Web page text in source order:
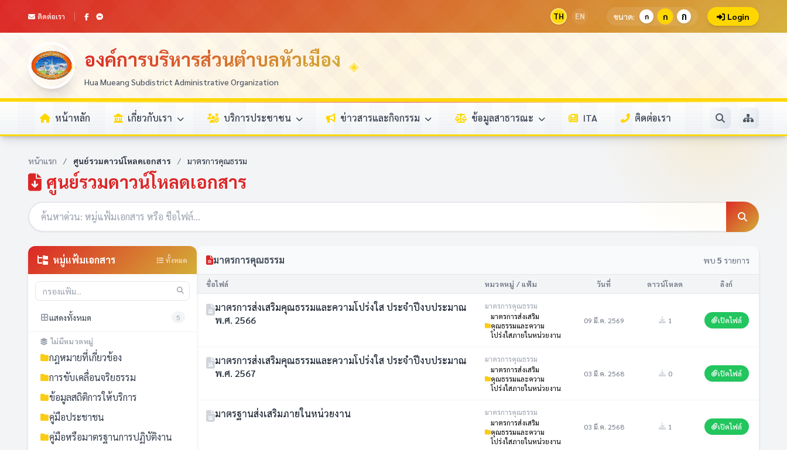
ติดต่อเรา TH EN ขนาด: ก ก ก Login
องค์การบริหารส่วนตำบลหัวเมือง
Hua Mueang Subdistrict Administrative Organization
หน้าหลัก เกี่ยวกับเรา บริการประชาชน ข่าวสารและกิจกรรม ข้อมูลสาธารณะ ITA ติดต่อเรา
หน้าแรก / ศูนย์รวมดาวน์โหลดเอกสาร / มาตรการคุณธรรม
ศูนย์รวมดาวน์โหลดเอกสาร
หมู่แฟ้มเอกสาร ทั้งหมด
แสดงทั้งหมด 5
ไม่มีหมวดหมู่
กฎหมายที่เกี่ยวข้อง
การขับเคลื่อนจริยธรรม
ข้อมูลสถิติการให้บริการ
คู่มือประชาชน
คู่มือหรือมาตรฐานการปฏิบัติงาน
มาตรการคุณธรรม พบ 5 รายการ
ชื่อไฟล์ หมวดหมู่ / แฟ้ม วันที่ ดาวน์โหลด ลิงก์
มาตรการส่งเสริมคุณธรรมและความโปร่งใส ประจำปีงบประมาณ
พ.ศ. 2566
มาตรการคุณธรรม
มาตรการส่งเสริม
คุณธรรมและความ
โปร่งใสภายในหน่วยงาน
09 มี.ค. 2569 1 เปิดไฟล์
มาตรการส่งเสริมคุณธรรมและความโปร่งใส ประจำปีงบประมาณ
พ.ศ. 2567
มาตรการคุณธรรม
มาตรการส่งเสริม
คุณธรรมและความ
โปร่งใสภายในหน่วยงาน
03 มี.ค. 2568 0 เปิดไฟล์
มาตรฐานส่งเสริมภายในหน่วยงาน
มาตรการคุณธรรม
มาตรการส่งเสริม
คุณธรรมและความ
โปร่งใสภายในหน่วยงาน
03 มี.ค. 2568 1 เปิดไฟล์